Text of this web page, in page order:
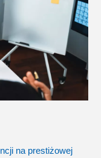
na prestiżowej